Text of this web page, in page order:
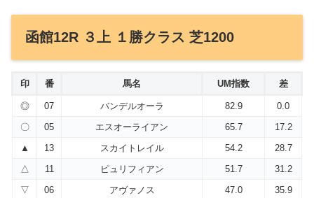
函館12R ３上 １勝クラス 芝1200
印 番 馬名 UM指数 差
◎ 07 バンデルオーラ 82.9
0.0
〇
05 エスオーライアン 65.7
17.2
▲
13 スカイトレイル 54.2
28.7
△
11 ピュリフィアン 51.7
31.2
▽
06 アヴァノス 47.0
35.9